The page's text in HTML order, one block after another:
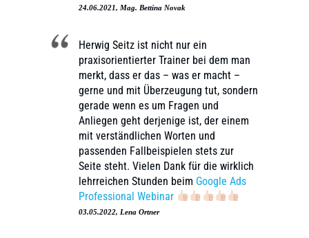
24.06.2021, Mag. Bettina Novak
Herwig Seitz ist nicht nur ein
praxisorientierter Trainer bei dem man
merkt, dass er das – was er macht –
gerne und mit Überzeugung tut, sondern
gerade wenn es um Fragen und
Anliegen geht derjenige ist, der einem
mit verständlichen Worten und
passenden Fallbeispielen stets zur
Seite steht. Vielen Dank für die wirklich
lehrreichen Stunden beim Google Ads
Professional Webinar
03.05.2022, Lena Ortner